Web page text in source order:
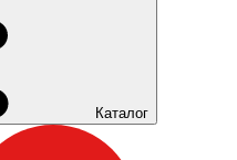
Каталог